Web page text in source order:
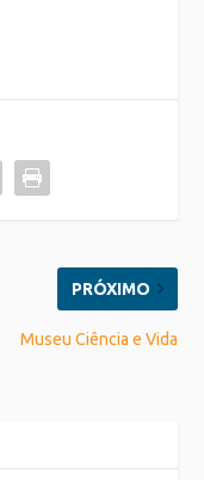
PRÓXIMO
Museu Ciência e Vida